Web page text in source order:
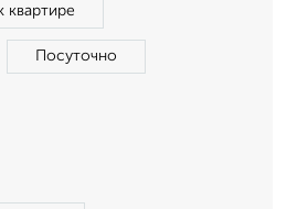
квартире
Посуточно